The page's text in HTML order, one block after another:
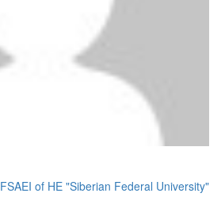
FSAEI of HE "Siberian Federal University"